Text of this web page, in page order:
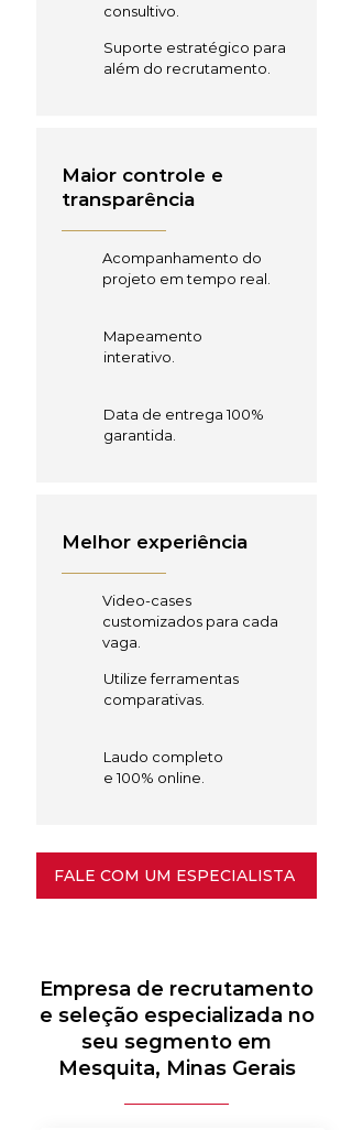
consultivo.
Suporte estratégico para
além do recrutamento.
Maior controle e
transparência
Acompanhamento do
projeto em tempo real.
Mapeamento
interativo.
Data de entrega 100%
garantida.
Melhor experiência
Video-cases
customizados para cada
vaga.
Utilize ferramentas
comparativas.
Laudo completo
e 100% online.
FALE COM UM ESPECIALISTA
Empresa de recrutamento
e seleção especializada no
seu segmento em
Mesquita, Minas Gerais